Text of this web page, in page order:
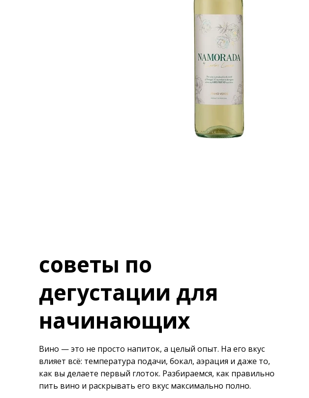
советы по
дегустации для
начинающих
Вино — это не просто напиток, а целый опыт. На его вкус
влияет всё: температура подачи, бокал, аэрация и даже то,
как вы делаете первый глоток. Разбираемся, как правильно
пить вино и раскрывать его вкус максимально полно.